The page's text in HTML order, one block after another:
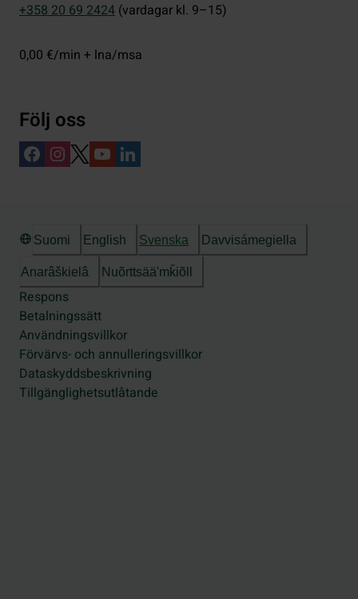
+358 20 69 2424 (vardagar kl. 9–15)
0,00 €/min + lna/msa
Följ oss
Suomi English Svenska Davvisámegiella
Anarâškielâ Nuõrttsääʹmǩiõll
Respons
Betalningssätt
Användningsvillkor
Förvärvs- och annulleringsvillkor
Dataskyddsbeskrivning
Tillgänglighetsutlåtande